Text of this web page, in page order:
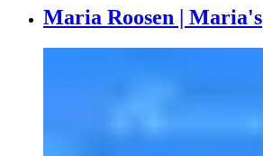
Maria Roosen | Maria's